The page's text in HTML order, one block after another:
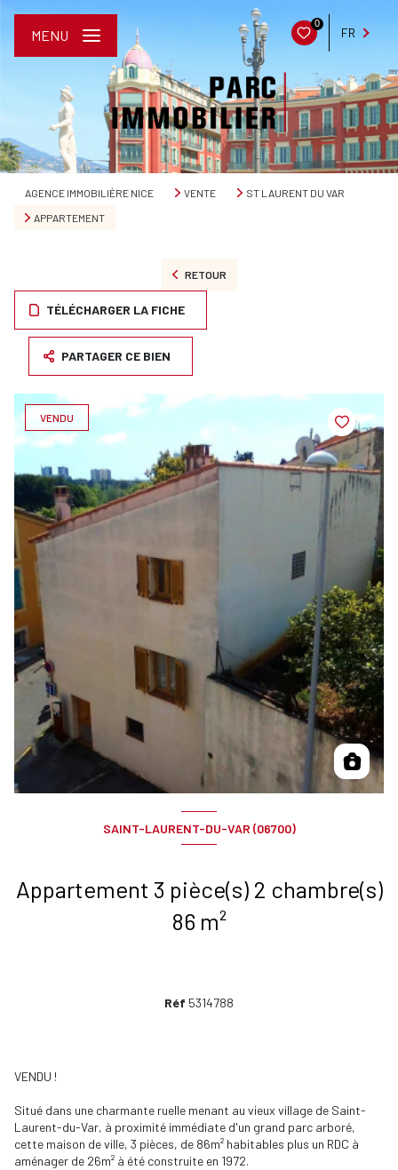
0
FR
MENU
AGENCE IMMOBILIÈRE NICE VENTE
ST LAURENT DU VAR
APPARTEMENT
RETOUR
TÉLÉCHARGER LA FICHE
PARTAGER CE BIEN
VENDU
SAINT-LAURENT-DU-VAR (06700)
Appartement 3 pièce(s) 2 chambre(s)
86 m²
Réf 5314788
VENDU !
Situé dans une charmante ruelle menant au vieux village de Saint-
Laurent-du-Var, à proximité immédiate d'un grand parc arboré,
cette maison de ville, 3 pièces, de 86m² habitables plus un RDC à
aménager de 26m² à été construite en 1972.